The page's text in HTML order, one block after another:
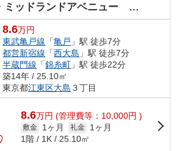
ッドランドアベニュー アイサイト
8.6万円
東武亀戸線 「亀戸 」駅 徒歩7分
都営新宿線 「西大島 」駅 徒歩7分
半蔵門線 「錦糸町 」駅 徒歩22分
築14年 / 25.10㎡
東京都江東区大島 ３丁目
8.6万円 (管理費等：10,000円 )
敷金 1ヶ月 礼金
1ヶ月
1階 / 1K / 25.10㎡